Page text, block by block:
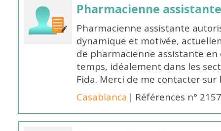
Pharmacienne
Pharmacienne assistante
dynamique et motivée,
de pharmacienne assistante en
temps, idéalement dans les
Fida. Merci de me contacter sur
Casablanca | Références n°